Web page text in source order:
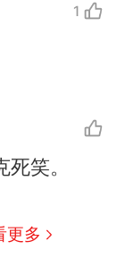
1
笑。
更多
刀的女孩，
”改写了
国怕什
王”称